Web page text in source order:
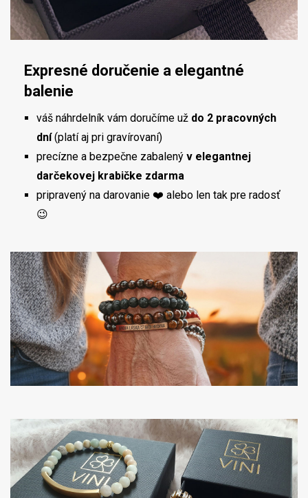
Expresné doručenie a elegantné
balenie
váš náhrdelník vám doručíme už do 2 pracovných
dní(platí aj pri gravírovaní)
precízne a bezpečne zabalený v elegantnej
darčekovej krabičke zdarma
pripravený na darovanie ❤️ alebo len tak pre radosť
😉